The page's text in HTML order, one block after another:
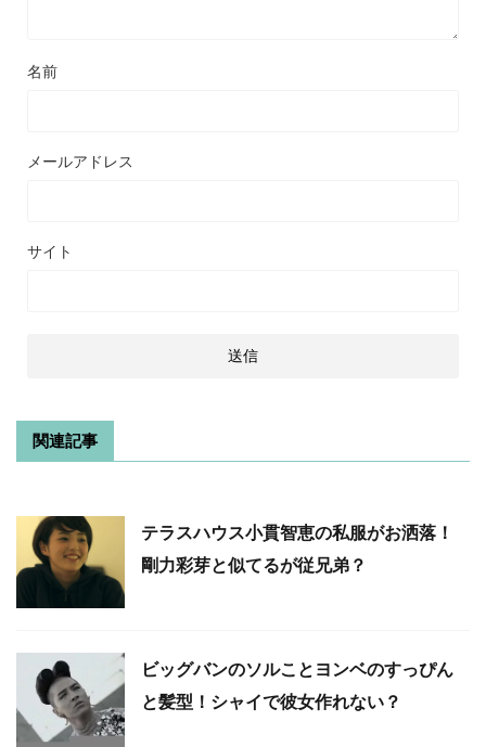
名前
メールアドレス
サイト
関連記事
テラスハウス小貫智恵の私服がお洒落！
剛力彩芽と似てるが従兄弟？
ビッグバンのソルことヨンベのすっぴん
と髪型！シャイで彼女作れない？